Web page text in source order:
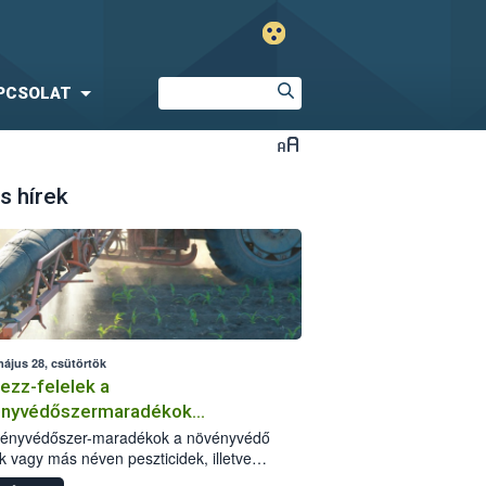
hírek
28, csütörtök
felelek a
kockázatáról
maradékok a növényvédő
vagy más néven peszticidek, illetve
kis mennyiségei, melyek a